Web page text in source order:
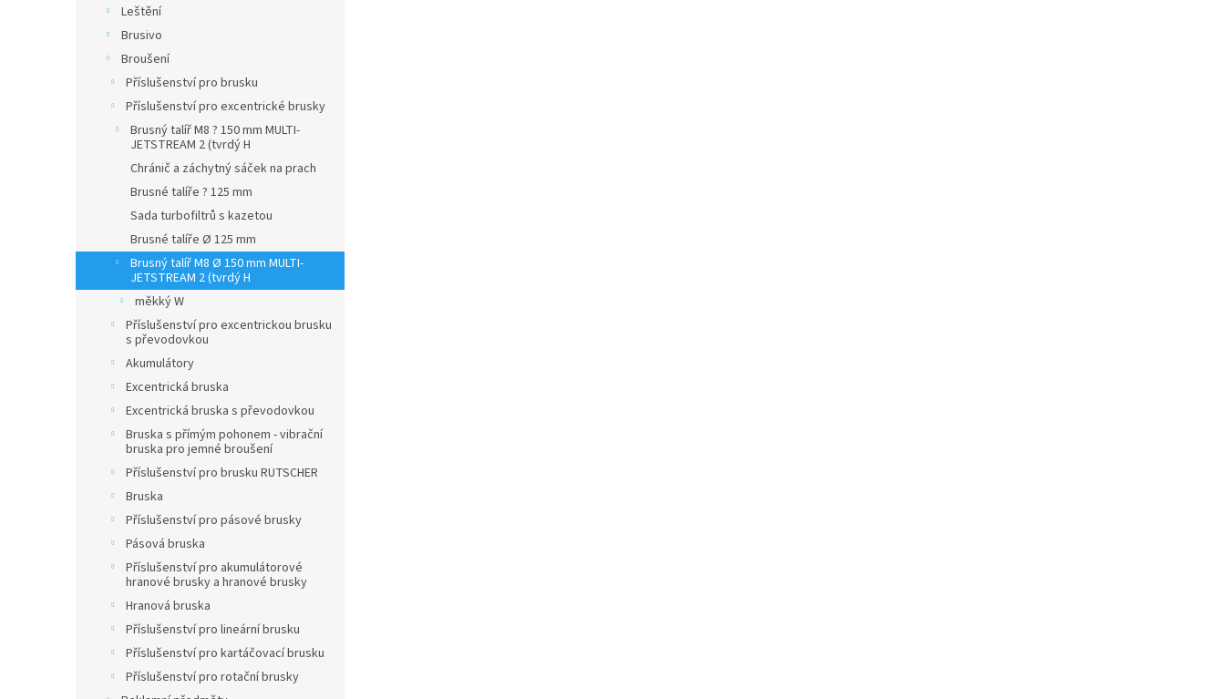
Leštění
Brusivo
Broušení
Příslušenství pro brusku
Příslušenství pro excentrické brusky
Brusný talíř M8 ? 150 mm MULTI-
JETSTREAM 2 (tvrdý H
Chránič a záchytný sáček na prach
Brusné talíře ? 125 mm
Sada turbofiltrů s kazetou
Brusné talíře Ø 125 mm
Brusný talíř M8 Ø 150 mm MULTI-
JETSTREAM 2 (tvrdý H
měkký W
Příslušenství pro excentrickou brusku
s převodovkou
Akumulátory
Excentrická bruska
Excentrická bruska s převodovkou
Bruska s přímým pohonem - vibrační
bruska pro jemné broušení
Příslušenství pro brusku RUTSCHER
Bruska
Příslušenství pro pásové brusky
Pásová bruska
Příslušenství pro akumulátorové
hranové brusky a hranové brusky
Hranová bruska
Příslušenství pro lineární brusku
Příslušenství pro kartáčovací brusku
Příslušenství pro rotační brusky